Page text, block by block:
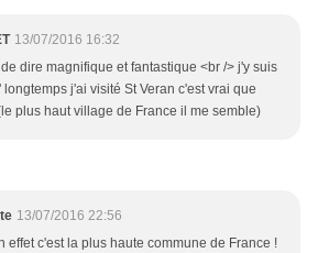
13/07/2016 16:32
dire magnifique et fantastique <br /> j'y suis
longtemps j'ai visité St Veran c'est vrai que
plus haut village de France il me semble)
13/07/2016 22:56
effet c'est la plus haute commune de France !